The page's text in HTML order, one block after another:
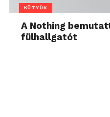
KÜTYÜK
A Nothing
fülhallgatót